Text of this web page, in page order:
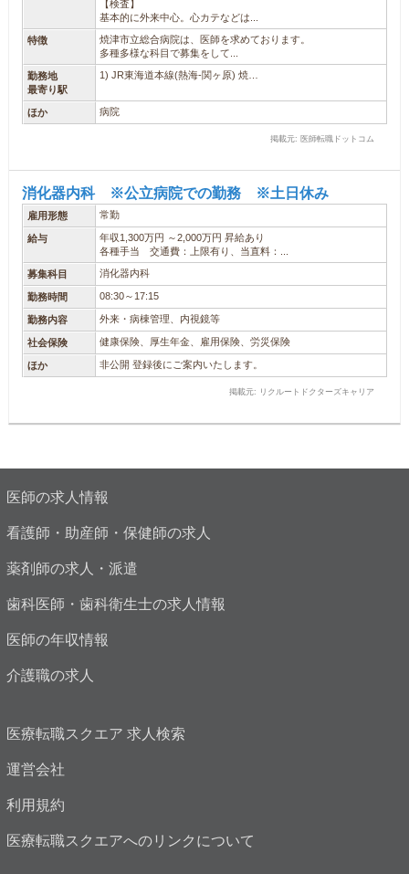
【検査】
基本的に外来中心。心カテなどは...
特徴
焼津市立総合病院は、医師を求めております。
多種多様な科目で募集をして...
勤務地
最寄り駅
1) JR東海道本線(熱海-関ヶ原) 焼…
ほか 病院
掲載元: 医師転職ドットコム
消化器内科 ※公立病院での勤務 ※土日休み
雇用形態 常勤
給与
年収1,300万円 ～2,000万円 昇給あり
各種手当 交通費：上限有り、当直料：...
募集科目 消化器内科
勤務時間 08:30～17:15
勤務内容 外来・病棟管理、内視鏡等
社会保険 健康保険、厚生年金、雇用保険、労災保険
ほか 非公開 登録後にご案内いたします。
掲載元: リクルートドクターズキャリア
医師の求人情報
看護師・助産師・保健師の求人
薬剤師の求人・派遣
歯科医師・歯科衛生士の求人情報
医師の年収情報
介護職の求人
医療転職スクエア 求人検索
運営会社
利用規約
医療転職スクエアへのリンクについて